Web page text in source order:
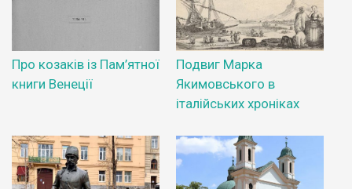
Про козаків із Пам’ятної
книги Венеції
Подвиг Марка
Якимовського в
італійських хроніках